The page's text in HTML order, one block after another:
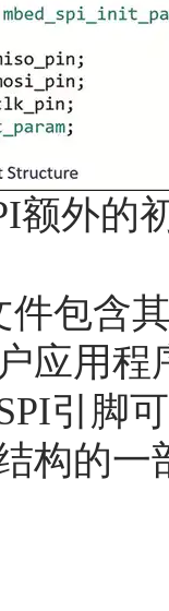
额外的
件包含
应用
引脚
构的一